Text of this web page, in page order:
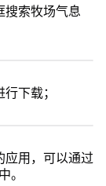
搜索牧场气息
下载；
应用，可以通过
。